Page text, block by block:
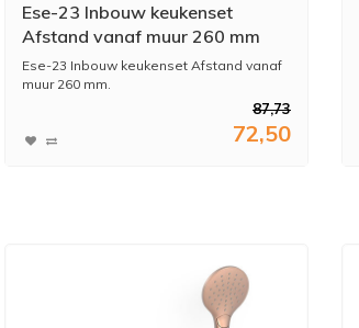
Ese-23 Inbouw keukenset
Afstand vanaf muur 260 mm
123215
Ese-23 Inbouw keukenset Afstand vanaf
muur 260 mm.
87,73
72,50